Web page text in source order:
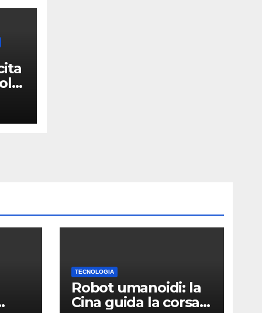
TECNOLOGIA
Robot umanoidi: la
Cina guida la corsa